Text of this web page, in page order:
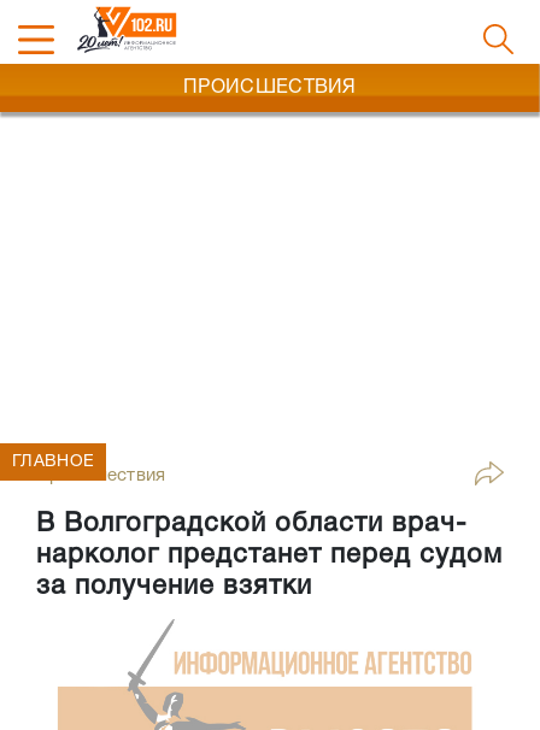
ПРОИСШЕСТВИЯ
Происшествия
В Волгоградской области врач-
нарколог предстанет перед судом
за получение взятки
ГЛАВНОЕ